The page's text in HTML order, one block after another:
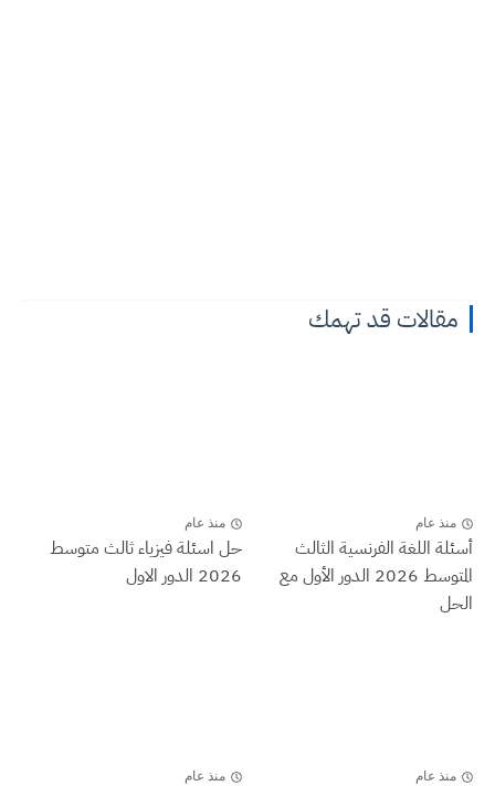
مقالات قد تهمك
منذ عام
أسئلة اللغة الفرنسية الثالث
المتوسط 2026 الدور الأول مع
الحل
منذ عام
حل اسئلة فيزياء ثالث متوسط
2026 الدور الاول
منذ عام منذ عام